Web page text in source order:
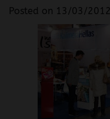
Posted on 13/03/2012